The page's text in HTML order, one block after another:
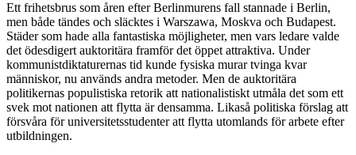
Ett frihetsbrus som åren efter Berlinmurens fall stannade i Berlin,
men både tändes och släcktes i Warszawa, Moskva och Budapest.
Städer som hade alla fantastiska möjligheter, men vars ledare valde
det ödesdigert auktoritära framför det öppet attraktiva. Under
kommunistdiktaturernas tid kunde fysiska murar tvinga kvar
människor, nu används andra metoder. Men de auktoritära
politikernas populistiska retorik att nationalistiskt utmåla det som ett
svek mot nationen att flytta är densamma. Likaså politiska förslag att
försvåra för universitetsstudenter att flytta utomlands för arbete efter
utbildningen.